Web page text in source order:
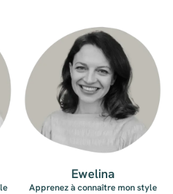
Ewelina
Apprenez à connaître mon style